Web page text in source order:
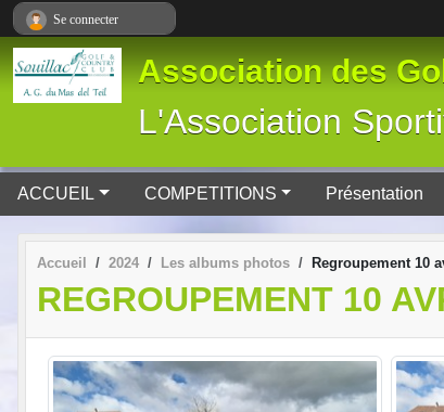
Association des
L'Association
ACCUEIL COMPETITIONS Présentation
Accueil 2024 Les albums photos Regroupement 10
REGROUPEMENT 10
Se connecter
Panneau de gestion des cookies